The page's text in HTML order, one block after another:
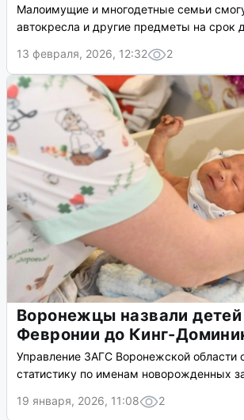
Малоимущие и многодетные семьи
автокресла и другие предметы на срок
13 февраля, 2026, 12:32
2
Воронежцы назвали
Февронии до Кинг-
Управление ЗАГС Воронежской области
статистику по именам новорожденных
19 января, 2026, 11:08
2